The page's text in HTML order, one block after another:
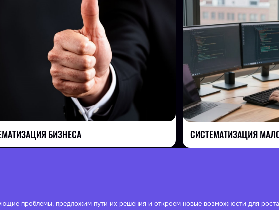
БИЗНЕСА СИСТЕМАТИЗАЦИЯ
проблемы, предложим пути их решения и откроем новые возможности для